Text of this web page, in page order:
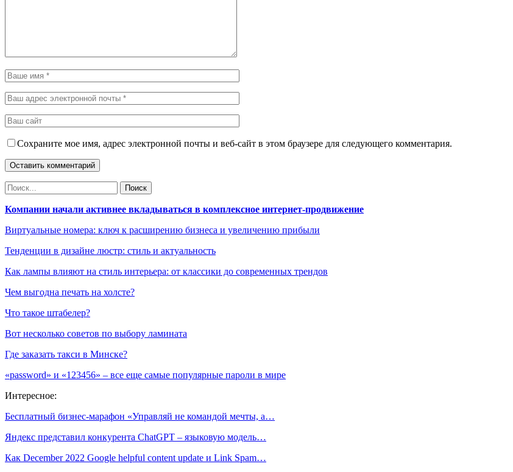
Сохраните мое имя, адрес электронной почты и веб-сайт в этом браузере для следующего комментария.
Компании начали активнее вкладываться в комплексное интернет-продвижение
Виртуальные номера: ключ к расширению бизнеса и увеличению прибыли
Тенденции в дизайне люстр: стиль и актуальность
Как лампы влияют на стиль интерьера: от классики до современных трендов
Чем выгодна печать на холсте?
Что такое штабелер?
Вот несколько советов по выбору ламината
Где заказать такси в Минске?
«password» и «123456» – все еще самые популярные пароли в мире
Интересное:
Бесплатный бизнес-марафон «Управляй не командой мечты, а…
Яндекс представил конкурента ChatGPT – языковую модель…
Как December 2022 Google helpful content update и Link Spam…